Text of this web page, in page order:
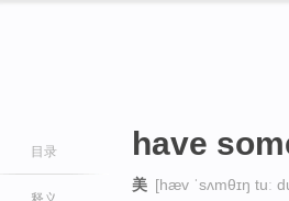
目录 have
美 [hæv ˈsʌmθɪŋ tuː